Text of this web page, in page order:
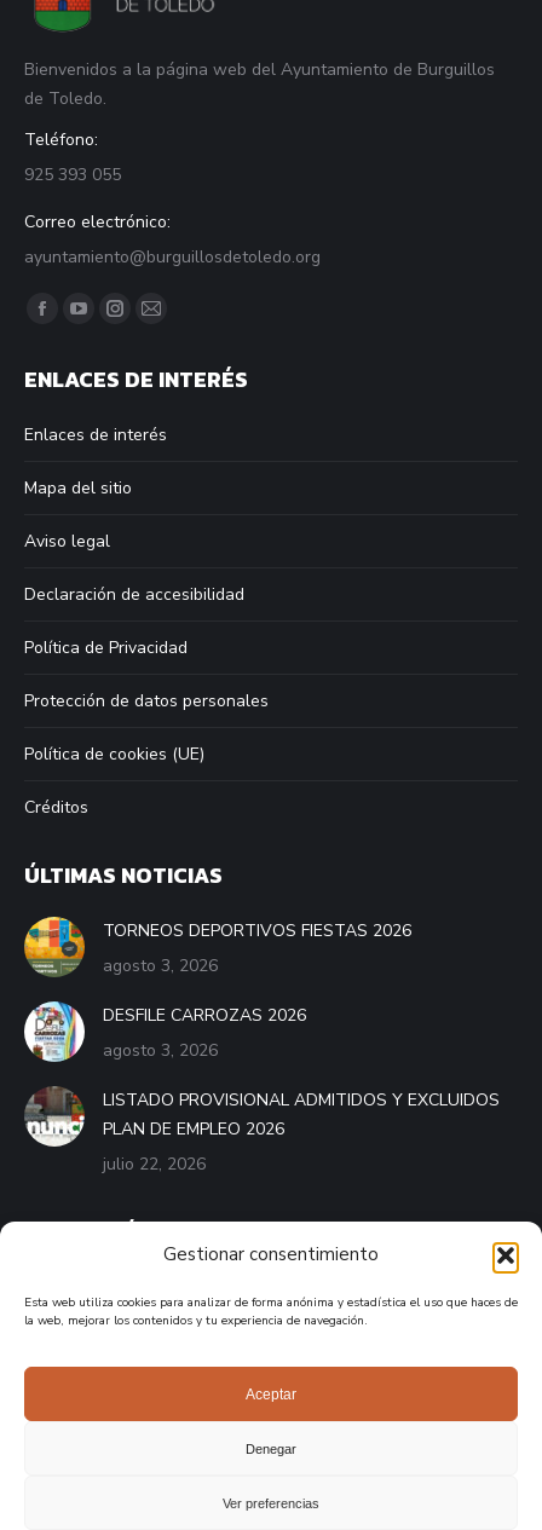
Gestionar consentimiento
Esta web utiliza cookies para analizar de forma anónima y estadística el uso que haces de
la web, mejorar los contenidos y tu experiencia de navegación.
Aceptar
Denegar
Ver preferencias
Bienvenidos a la página web del Ayuntamiento de Burguillos
de Toledo.
Teléfono:
925 393 055
Correo electrónico:
ayuntamiento@burguillosdetoledo.org
Find us on:
Facebook
opens
new
window
YouTube
opens
new
window
Instagram
opens
new
window
Mail
opens
new
ENLACES DE INTERÉS
Enlaces de interés
Mapa del sitio
Aviso legal
Declaración de accesibilidad
Política de Privacidad
Protección de datos personales
Política de cookies (UE)
Créditos
ÚLTIMAS NOTICIAS
TORNEOS DEPORTIVOS FIESTAS 2026
agosto 3, 2026
DESFILE CARROZAS 2026
agosto 3, 2026
LISTADO PROVISIONAL ADMITIDOS Y EXCLUIDOS
PLAN DE EMPLEO 2026
julio 22, 2026
BANDO MÓVIL
cualquier ayuntamiento de España una aplicación móvil